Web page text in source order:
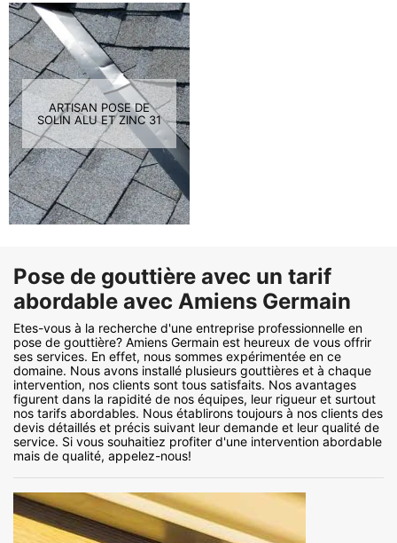
ARTISAN POSE DE
SOLIN ALU ET ZINC 31
Pose de gouttière avec un tarif
abordable avec Amiens Germain
Etes-vous à la recherche d'une entreprise professionnelle en
pose de gouttière? Amiens Germain est heureux de vous offrir
ses services. En effet, nous sommes expérimentée en ce
domaine. Nous avons installé plusieurs gouttières et à chaque
intervention, nos clients sont tous satisfaits. Nos avantages
figurent dans la rapidité de nos équipes, leur rigueur et surtout
nos tarifs abordables. Nous établirons toujours à nos clients des
devis détaillés et précis suivant leur demande et leur qualité de
service. Si vous souhaitiez profiter d'une intervention abordable
mais de qualité, appelez-nous!